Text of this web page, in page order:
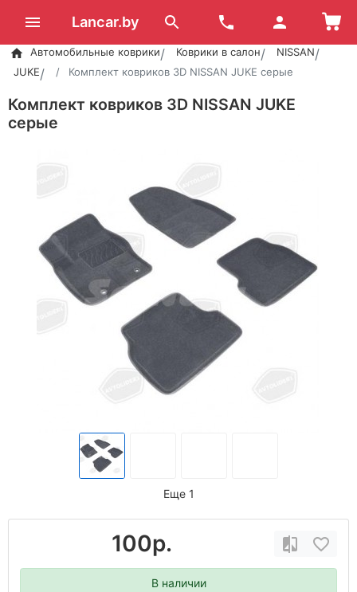
Lancar.by
Автомобильные коврики Коврики в салон
NISSAN
JUKE
Комплект ковриков 3D NISSAN JUKE серые
Комплект ковриков 3D NISSAN JUKE
серые
Еще 1
100р.
В наличии